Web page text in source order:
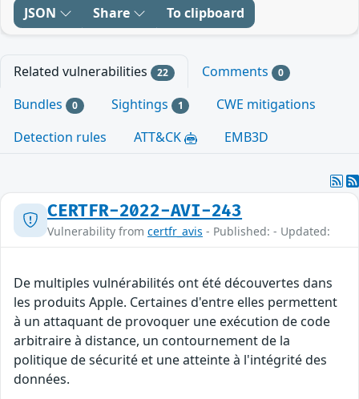
JSON Share To clipboard
Related vulnerabilities 22 Comments 0
Bundles 0 Sightings 1
CWE mitigations
Detection rules
ATT&CK EMB3D
CERTFR-2022-AVI-243
Vulnerability from certfr_avis - Published: - Updated:
De multiples vulnérabilités ont été découvertes dans
les produits Apple. Certaines d'entre elles permettent
à un attaquant de provoquer une exécution de code
arbitraire à distance, un contournement de la
politique de sécurité et une atteinte à l'intégrité des
données.